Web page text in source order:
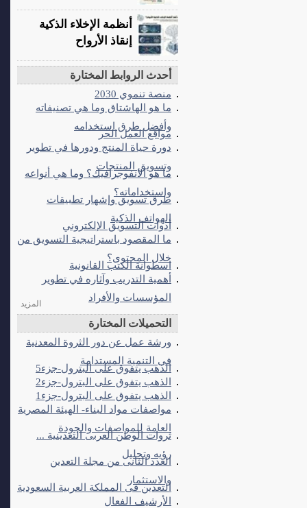
أنظمة الإخلاء الذكية
إنقاذ الأرواح
أحدث الروابط المختارة
منصة تنموي 2030
ما هو الهاشتاق وما هي تصنيفاته
وأفضل طرق استخدامه
مواقع العمل الحر
دورة حياة المنتج ودورها في تطوير
وتسويق المنتجات
ما هو الانفوجرافيك؟ وما هي أنواعه
واستخداماته؟
طرق تسويق وإشهار تطبيقات
الهواتف الذكية
أدوات التسويق الإلكتروني
ما المقصود باستراتيجية التسويق من
خلال المحتوى؟
اسطوانة الكتب القانونية
أهمية التدريب وآثاره في تطوير
المؤسسات والأفراد
المزيد
التحميلات المختارة
ورشة عمل عن دور الثروة المعدنية
فى التنمية المستدامة
الذهب يتفوق على البترول-جزء5
الذهب يتفوق على البترول-جزء2
الذهب يتفوق على البترول-جزء1
مواصفات مواد البناء- الهيئة المصرية
العامة للمواصفات والجودة
ثروات الوطن العربى التعدينية ...
رؤيه وتحليل
العدد الثانى من مجلة التعدين
والاستثمار
التعدين فى المملكة العربية السعودية
الأرشيف الفعال